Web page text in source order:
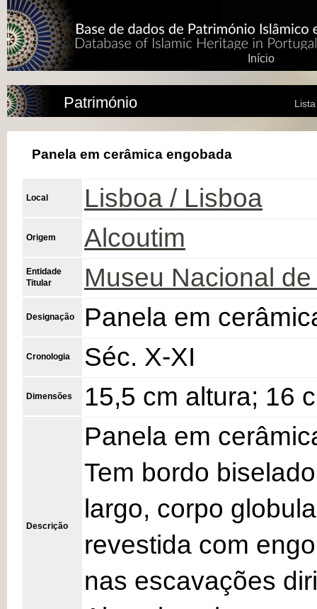
Início
Património
Panela em cerâmica engobada
Local Lisboa / Lisboa
Origem Alcoutim
Entidade
Titular
Museu Nacional
Designação Panela em
Cronologia Séc. X-XI
Dimensões 15,5 cm altura; 16
Descrição
Panela em
Tem bordo
largo, corpo
revestida com
nas escavações